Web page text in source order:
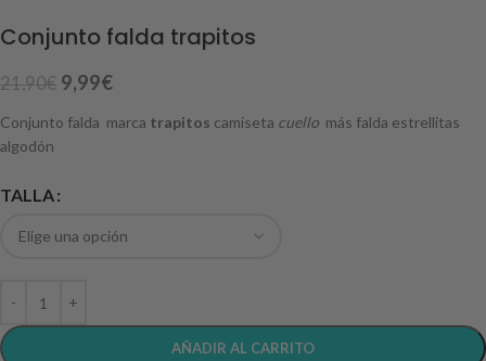
Conjunto falda trapitos
21,90€ 9,99€
Conjunto falda marca trapitos camiseta cuello más falda estrellitas
algodón
TALLA
AÑADIR AL CARRITO